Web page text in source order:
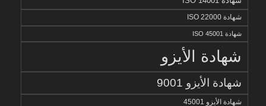
شهادة ISO 22000
شهادة ISO 45001
شهادة الأيزو
شهادة الأيزو 9001
شهادة الأيزو 45001